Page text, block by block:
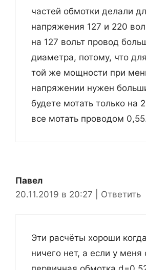
частей обмотки делали
напряжения 127 и 220
на 127 вольт провод
диаметра, потому, что
той же мощности при
напряжении нужен
будете мотать только на
все мотать проводом
Павел
20.11.2019 в 20:27
Ответить
Эти расчёты хороши
ничего нет, а если у меня